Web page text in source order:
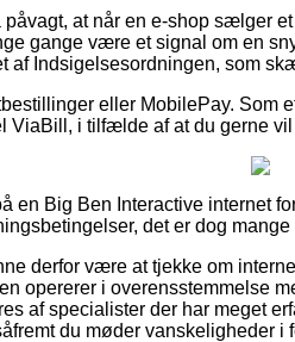
at når en e-shop sælger
gange være et signal om en
af Indsigelsesordningen, som
eller MobilePay. Som
ViaBill, i tilfælde af at du gerne
en Big Ben Interactive internet
det er dog
derfor være at tjekke om
opererer i overensstemmelse
af specialister der har meget
du møder vanskeligheder